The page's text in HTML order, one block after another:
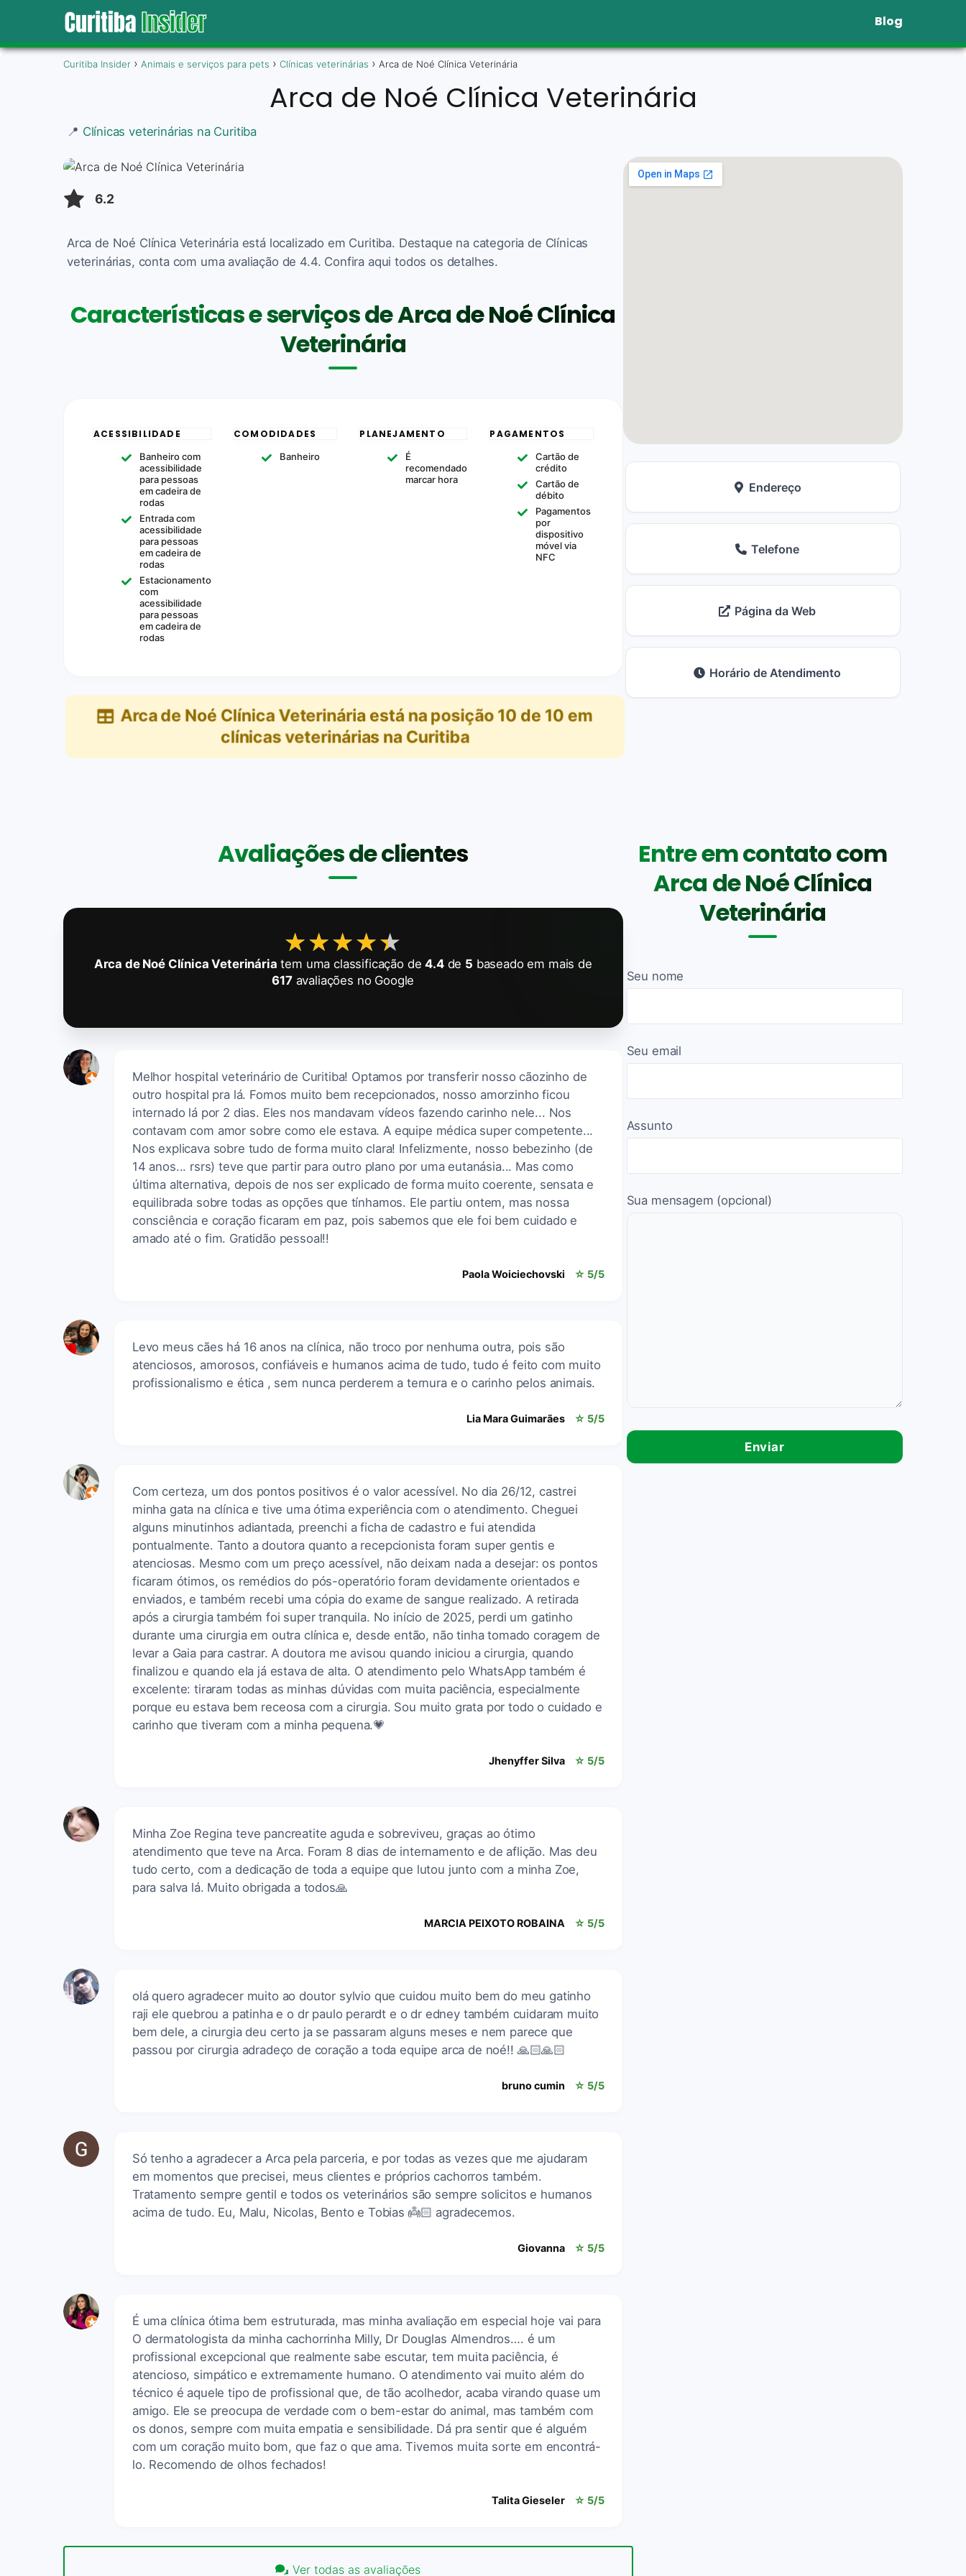
Blog
Curitiba Insider Animais e serviços para pets Clínicas veterinárias Arca de Noé Clínica Veterinária
Arca de Noé Clínica Veterinária
📍 Clínicas veterinárias na Curitiba
6.2
Arca de Noé Clínica Veterinária está localizado em Curitiba. Destaque na categoria de Clínicas
veterinárias, conta com uma avaliação de 4.4. Confira aqui todos os detalhes.
Características e serviços de Arca de Noé Clínica
Veterinária
ACESSIBILIDADE
Banheiro com
acessibilidade
para pessoas
em cadeira de
rodas
Entrada com
acessibilidade
para pessoas
em cadeira de
rodas
Estacionamento
com
acessibilidade
para pessoas
em cadeira de
rodas
COMODIDADES
Banheiro
PLANEJAMENTO
É
recomendado
marcar hora
PAGAMENTOS
Cartão de
crédito
Cartão de
débito
Pagamentos
por
dispositivo
móvel via
NFC
Arca de Noé Clínica Veterinária está na posição 10 de 10 em
clínicas veterinárias na Curitiba
Endereço
Telefone
Página da Web
Horário de Atendimento
Avaliações de clientes
★★★★★
★★★★★
Arca de Noé Clínica Veterinária tem uma classificação de4.4de 5 baseado em mais de
617avaliações no Google
Melhor hospital veterinário de Curitiba! Optamos por transferir nosso cãozinho de
outro hospital pra lá. Fomos muito bem recepcionados, nosso amorzinho ficou
internado lá por 2 dias. Eles nos mandavam vídeos fazendo carinho nele... Nos
contavam com amor sobre como ele estava. A equipe médica super competente...
Nos explicava sobre tudo de forma muito clara! Infelizmente, nosso bebezinho (de
14 anos... rsrs) teve que partir para outro plano por uma eutanásia... Mas como
última alternativa, depois de nos ser explicado de forma muito coerente, sensata e
equilibrada sobre todas as opções que tínhamos. Ele partiu ontem, mas nossa
consciência e coração ficaram em paz, pois sabemos que ele foi bem cuidado e
amado até o fim. Gratidão pessoal!!
Paola Woiciechovski ☆ 5/5
Levo meus cães há 16 anos na clínica, não troco por nenhuma outra, pois são
atenciosos, amorosos, confiáveis e humanos acima de tudo, tudo é feito com muito
profissionalismo e ética , sem nunca perderem a ternura e o carinho pelos animais.
Lia Mara Guimarães ☆ 5/5
Com certeza, um dos pontos positivos é o valor acessível. No dia 26/12, castrei
minha gata na clínica e tive uma ótima experiência com o atendimento. Cheguei
alguns minutinhos adiantada, preenchi a ficha de cadastro e fui atendida
pontualmente. Tanto a doutora quanto a recepcionista foram super gentis e
atenciosas. Mesmo com um preço acessível, não deixam nada a desejar: os pontos
ficaram ótimos, os remédios do pós-operatório foram devidamente orientados e
enviados, e também recebi uma cópia do exame de sangue realizado. A retirada
após a cirurgia também foi super tranquila. No início de 2025, perdi um gatinho
durante uma cirurgia em outra clínica e, desde então, não tinha tomado coragem de
levar a Gaia para castrar. A doutora me avisou quando iniciou a cirurgia, quando
finalizou e quando ela já estava de alta. O atendimento pelo WhatsApp também é
excelente: tiraram todas as minhas dúvidas com muita paciência, especialmente
porque eu estava bem receosa com a cirurgia. Sou muito grata por todo o cuidado e
carinho que tiveram com a minha pequena.💗
Jhenyffer Silva ☆ 5/5
Minha Zoe Regina teve pancreatite aguda e sobreviveu, graças ao ótimo
atendimento que teve na Arca. Foram 8 dias de internamento e de aflição. Mas deu
tudo certo, com a dedicação de toda a equipe que lutou junto com a minha Zoe,
para salva lá. Muito obrigada a todos🙏
MARCIA PEIXOTO ROBAINA ☆ 5/5
olá quero agradecer muito ao doutor sylvio que cuidou muito bem do meu gatinho
raji ele quebrou a patinha e o dr paulo perardt e o dr edney também cuidaram muito
bem dele, a cirurgia deu certo ja se passaram alguns meses e nem parece que
passou por cirurgia adradeço de coração a toda equipe arca de noé!! 🙏🏻🙏🏻
bruno cumin ☆ 5/5
Só tenho a agradecer a Arca pela parceria, e por todas as vezes que me ajudaram
em momentos que precisei, meus clientes e próprios cachorros também.
Tratamento sempre gentil e todos os veterinários são sempre solicitos e humanos
acima de tudo. Eu, Malu, Nicolas, Bento e Tobias 👼🏻 agradecemos.
Giovanna ☆ 5/5
É uma clínica ótima bem estruturada, mas minha avaliação em especial hoje vai para
O dermatologista da minha cachorrinha Milly, Dr Douglas Almendros…. é um
profissional excepcional que realmente sabe escutar, tem muita paciência, é
atencioso, simpático e extremamente humano. O atendimento vai muito além do
técnico é aquele tipo de profissional que, de tão acolhedor, acaba virando quase um
amigo. Ele se preocupa de verdade com o bem-estar do animal, mas também com
os donos, sempre com muita empatia e sensibilidade. Dá pra sentir que é alguém
com um coração muito bom, que faz o que ama. Tivemos muita sorte em encontrá-
lo. Recomendo de olhos fechados!
Talita Gieseler ☆ 5/5
Ver todas as avaliações
Entre em contato com
Arca de Noé Clínica
Veterinária
Seu nome
Seu email
Assunto
Sua mensagem (opcional)